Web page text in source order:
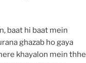
baat hi baat mein
ghazab ho gaya
khayalon mein thhe